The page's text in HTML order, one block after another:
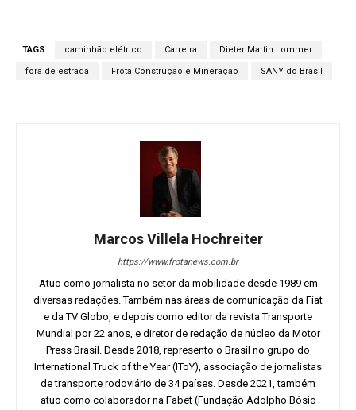
TAGS caminhão elétrico Carreira Dieter Martin Lommer
fora de estrada Frota Construção e Mineração SANY do Brasil
Marcos Villela Hochreiter
https://www.frotanews.com.br
Atuo como jornalista no setor da mobilidade desde 1989 em
diversas redações. Também nas áreas de comunicação da Fiat
e da TV Globo, e depois como editor da revista Transporte
Mundial por 22 anos, e diretor de redação de núcleo da Motor
Press Brasil. Desde 2018, represento o Brasil no grupo do
International Truck of the Year (IToY), associação de jornalistas
de transporte rodoviário de 34 países. Desde 2021, também
atuo como colaborador na Fabet (Fundação Adolpho Bósio